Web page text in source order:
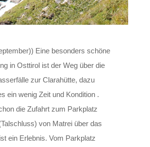
Eine besonders schöne
in Osttirol ist der Weg über die
zur Clarahütte, dazu
ein wenig Zeit und Kondition .
die Zufahrt zum Parkplatz
von Matrei über das
ein Erlebnis. Vom Parkplatz